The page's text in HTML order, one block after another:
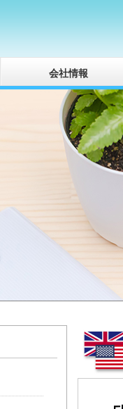
会社情報